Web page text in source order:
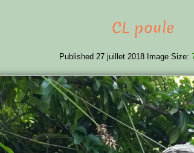
CL poule
Published 27 juillet 2018 Image Size: